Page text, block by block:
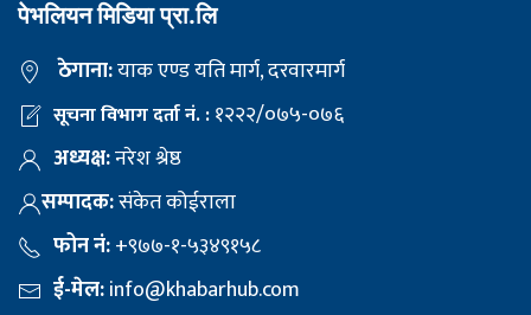
पेभलियन मिडिया प्रा.लि
ठेगाना:याक एण्ड यति मार्ग, दरवारमार्ग
सूचना विभाग दर्ता नं. :१२२२/०७५-०७६
अध्यक्ष:नरेश श्रेष्ठ
सम्पादक:संकेत कोईराला
फोन नं:+९७७-१-५३४९१५८
ई-मेल:info@khabarhub.com